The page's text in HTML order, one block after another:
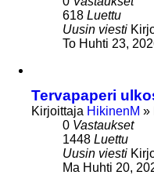
618 Luettu
Uusin viesti
To Huhti 23,
Tervapaperi
Kirjoittaja HikinenM »
0 Vastaukset
1448 Luettu
Uusin viesti
Ma Huhti 20,